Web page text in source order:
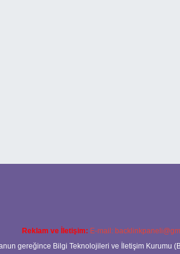
Reklam ve İletişim: E-mail:
gereğince Bilgi Teknolojileri ve İletişim Kurumu